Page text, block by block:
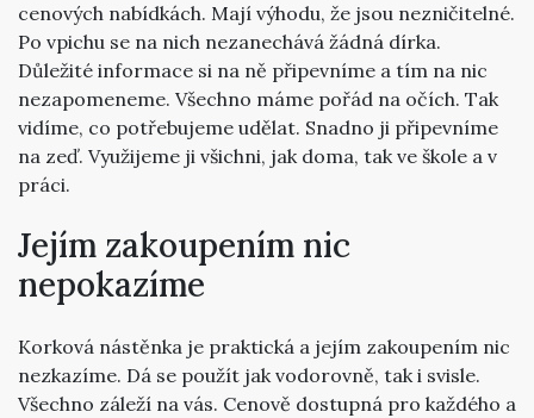
cenových nabídkách. Mají výhodu, že jsou nezničitelné.
Po vpichu se na nich nezanechává žádná dírka.
Důležité informace si na ně připevníme a tím na nic
nezapomeneme. Všechno máme pořád na očích. Tak
vidíme, co potřebujeme udělat. Snadno ji připevníme
na zeď. Využijeme ji všichni, jak doma, tak ve škole a v
práci.
Jejím zakoupením nic
nepokazíme
Korková nástěnka je praktická a jejím zakoupením nic
nezkazíme. Dá se použít jak vodorovně, tak i svisle.
Všechno záleží na vás. Cenově dostupná pro každého a